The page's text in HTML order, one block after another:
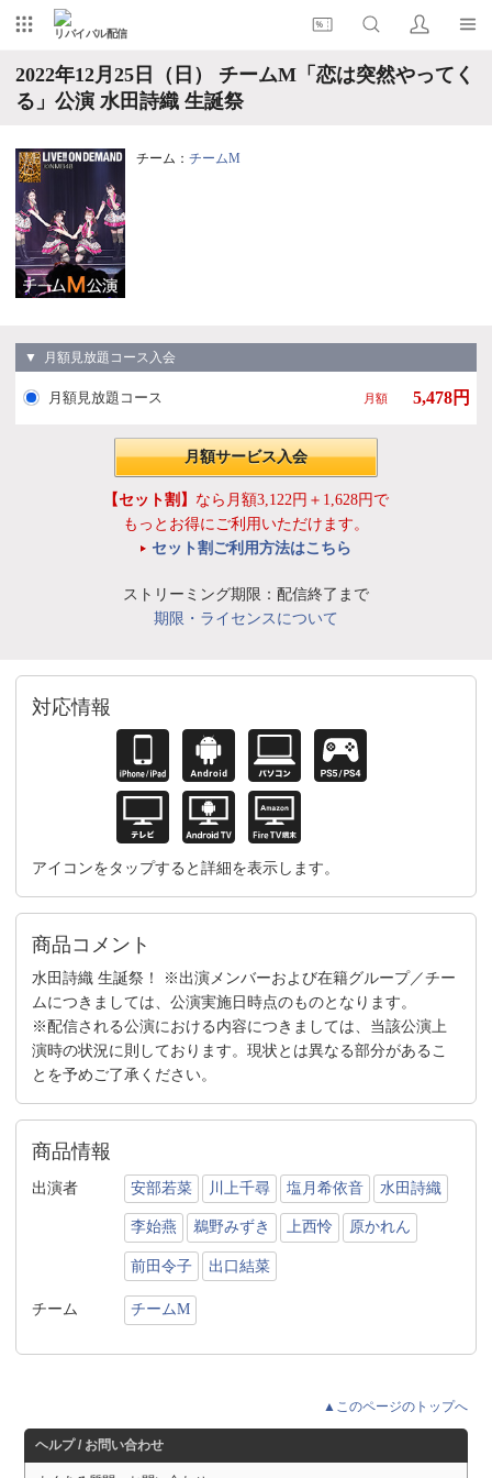
リバイバル配信
2022年12月25日（日） チームM「恋は突然やってく
る」公演 水田詩織 生誕祭
チーム： チームM
▼ 月額見放題コース入会
月額見放題コース 月額 5,478円
月額サービス入会
【セット割】 なら月額3,122円＋1,628円で
もっとお得にご利用いただけます。
セット割ご利用方法はこちら
ストリーミング期限：配信終了まで
期限・ライセンスについて
対応情報
アイコンをタップすると詳細を表示します。
商品コメント
水田詩織 生誕祭！ ※出演メンバーおよび在籍グループ／チー
ムにつきましては、公演実施日時点のものとなります。
※配信される公演における内容につきましては、当該公演上
演時の状況に則しております。現状とは異なる部分があるこ
とを予めご了承ください。
商品情報
出演者 安部若菜 川上千尋 塩月希依音 水田詩織
李始燕 鵜野みずき 上西怜 原かれん
前田令子 出口結菜
チーム チームM
▲このページのトップへ
ヘルプ / お問い合わせ